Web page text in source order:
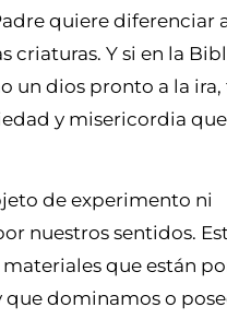
quiere diferenciar
criaturas. Y si en la
un dios pronto a la
y misericordia
de experimento ni
nuestros sentidos.
materiales que están
dominamos o